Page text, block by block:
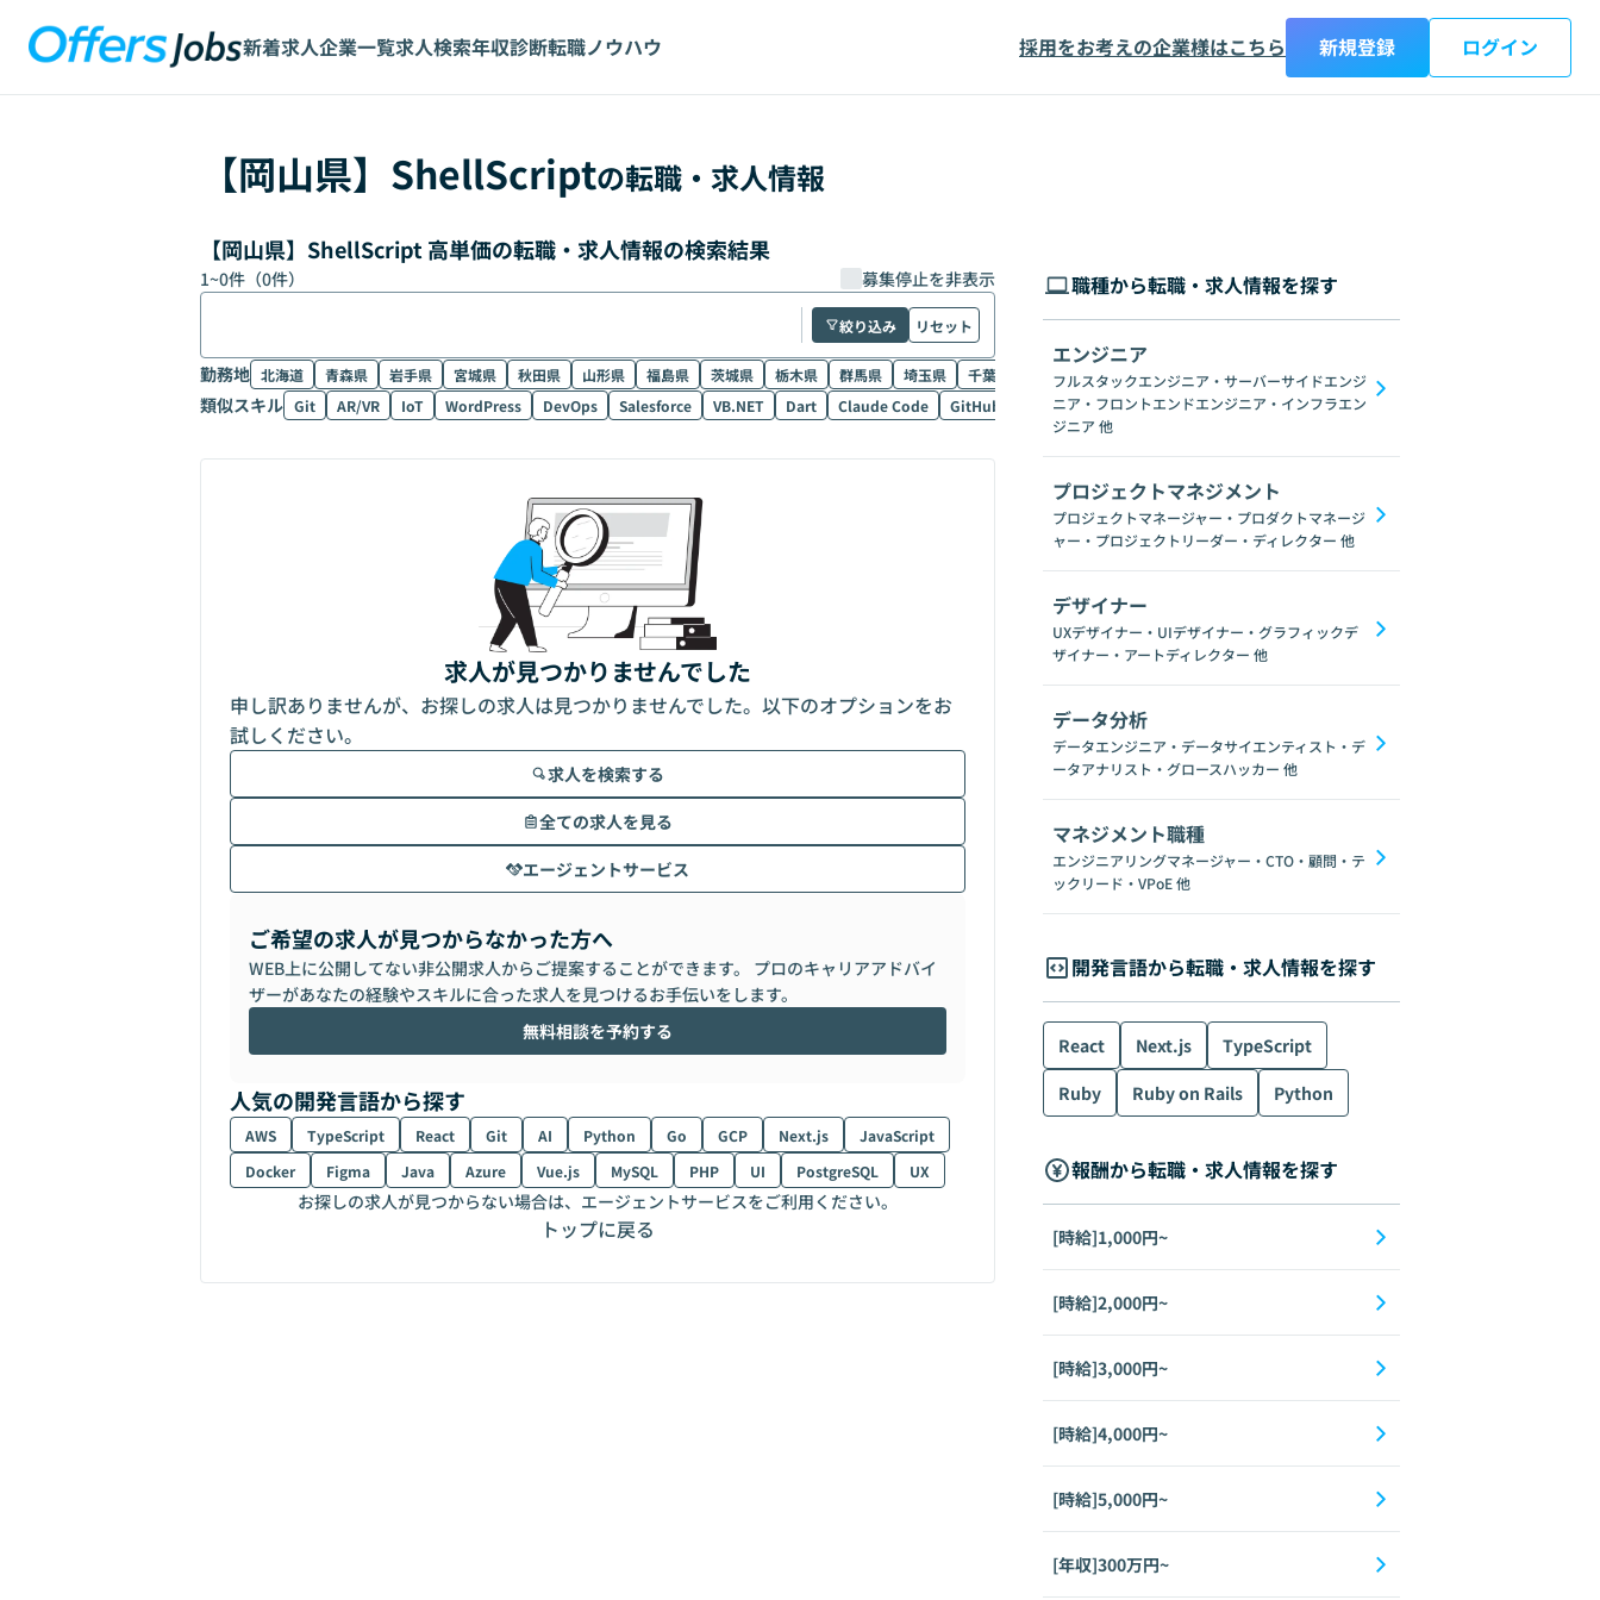
新着求人企業一覧求人検索年収診断転職ノウハウ 採用をお考えの企業様はこちら 新規登録 ログイン
【岡山県】 ShellScriptの転職・求人情報
【岡山県】ShellScript 高単価の転職・求人情報の検索結果
1~0件（0件） 募集停止を非表示
絞り込み リセット
勤務地 北海道 青森県 岩手県 宮城県 秋田県 山形県 福島県 茨城県 栃木県 群馬県 埼玉県 千葉県 東京都 神奈川県 新潟県 富山県 石川県
類似スキル Git AR/VR IoT WordPress DevOps Salesforce VB.NET Dart Claude Code GitHub Copilot ブロックチェーン ChatGPT Gemini
求人が見つかりませんでした
申し訳ありませんが、お探しの求人は見つかりませんでした。以下のオプションをお
試しください。
求人を検索する
全ての求人を見る
エージェントサービス
ご希望の求人が見つからなかった方へ
WEB上に公開してない非公開求人からご提案することができます。 プロのキャリアアドバイ
ザーがあなたの経験やスキルに合った求人を見つけるお手伝いをします。
無料相談を予約する
人気の開発言語から探す
AWS TypeScript React Git AI Python Go GCP Next.js
JavaScript
Docker
Figma Java Azure Vue.js MySQL PHP UI PostgreSQL UX
お探しの求人が見つからない場合は、エージェントサービスをご利用ください。
トップに戻る
職種から転職・求人情報を探す
エンジニア
フルスタックエンジニア・サーバーサイドエンジ
ニア・フロントエンドエンジニア・インフラエン
ジニア 他
プロジェクトマネジメント
プロジェクトマネージャー・プロダクトマネージ
ャー・プロジェクトリーダー・ディレクター 他
デザイナー
UXデザイナー・UIデザイナー・グラフィックデ
ザイナー・アートディレクター 他
データ分析
データエンジニア・データサイエンティスト・デ
ータアナリスト・グロースハッカー 他
マネジメント職種
エンジニアリングマネージャー・CTO・顧問・テ
ックリード・VPoE他
開発言語から転職・求人情報を探す
React Next.js
TypeScript
Ruby
Ruby on Rails Python
報酬から転職・求人情報を探す
[時給]1,000円~
[時給]2,000円~
[時給]3,000円~
[時給]4,000円~
[時給]5,000円~
[年収]300万円~